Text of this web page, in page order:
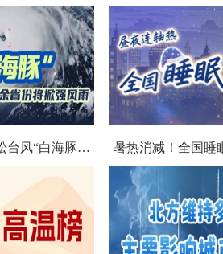
台风数字画像：马拉松台风“白海豚”将影响十余省份 暑热消减！全国睡